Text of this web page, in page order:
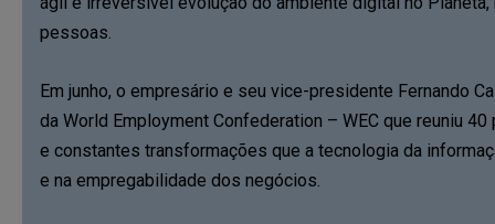
pessoas.
Em junho, o empresário e seu vice-presidente Fernando
da World Employment Confederation – WEC que reuniu
e constantes transformações que a tecnologia da
e na empregabilidade dos negócios.